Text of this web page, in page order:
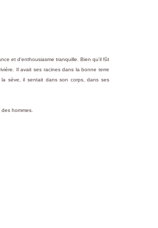
et d'enthousiasme tranquille. Bien qu'il fût
Il avait ses racines dans la bonne terre
sève, il sentait dans son corps, dans ses
hommes.